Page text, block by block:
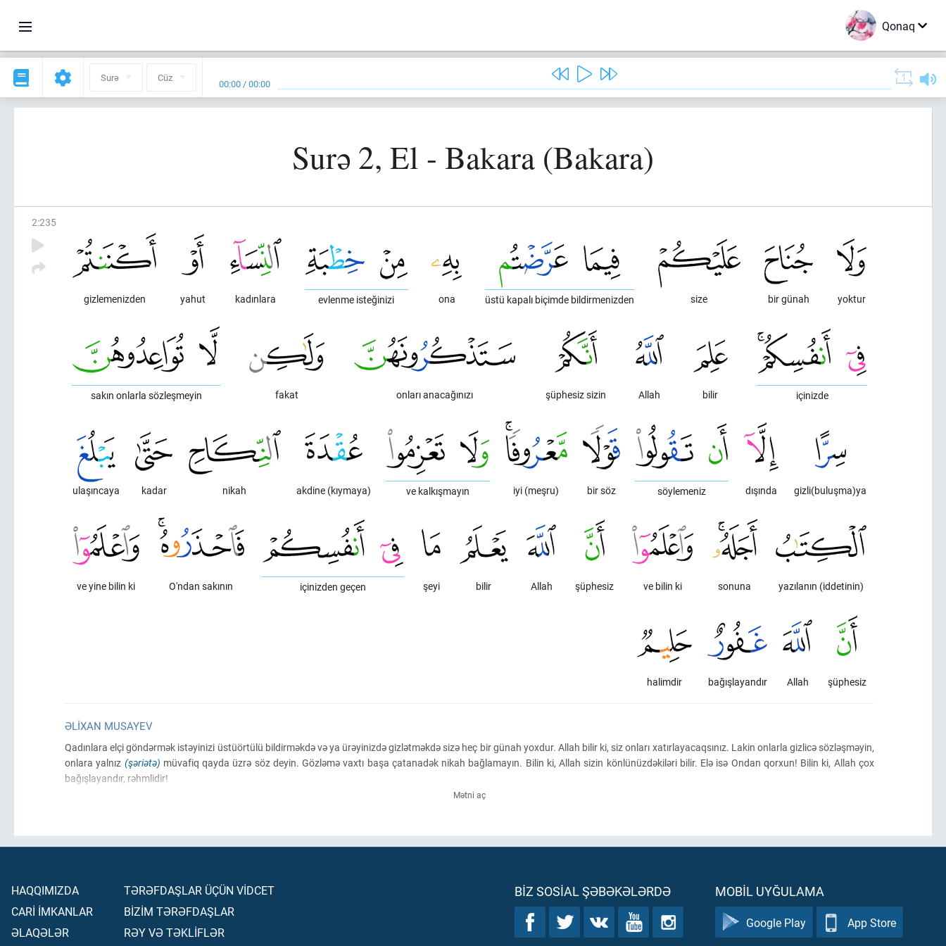
Qonaq
Surə Cüz 00:00 /00:00
Surə 2, El - Bakara (Bakara)
2:235
yoktur
bir günah
size
üstü kapalı biçimde bildirmenizden
ona
evlenme isteğinizi
kadınlara
yahut
gizlemenizden
içinizde
bilir
Allah
şüphesiz sizin
onları anacağınızı
fakat
sakın onlarla sözleşmeyin
gizli(buluşma)ya
dışında
söylemeniz
bir söz
iyi (meşru)
ve kalkışmayın
akdine (kıymaya)
nikah
kadar
ulaşıncaya
yazılanın (iddetinin)
sonuna
ve bilin ki
şüphesiz
Allah
bilir
şeyi
içinizden geçen
O'ndan sakının
ve yine bilin ki
şüphesiz
Allah
bağışlayandır
halimdir
ƏLIXAN MUSAYEV
Qadınlara elçi göndərmək istəyinizi üstüörtülü bildirməkdə və ya ürəyinizdə gizlətməkdə sizə heç bir günah yoxdur. Allah bilir ki, siz onları xatırlayacaqsınız. Lakin onlarla gizlicə sözləşməyin,
onlara yalnız (şəriətə) müvafiq qayda üzrə söz deyin. Gözləmə vaxtı başa çatanadək nikah bağlamayın. Bilin ki, Allah sizin könlünüzdəkiləri bilir. Elə isə Ondan qorxun! Bilin ki, Allah çox
bağışlayandır, rəhmlidir!
Mətni aç
HAQQIMIZDA
CARİ İMKANLAR
ƏLAQƏLƏR
TƏRƏFDAŞLAR ÜÇÜN VİDCET
BİZİM TƏRƏFDAŞLAR
RƏY VƏ TƏKLİFLƏR
BIZ SOSIAL ŞƏBƏKƏLƏRDƏ MOBIL UYĞULAMA
Google Play App Store